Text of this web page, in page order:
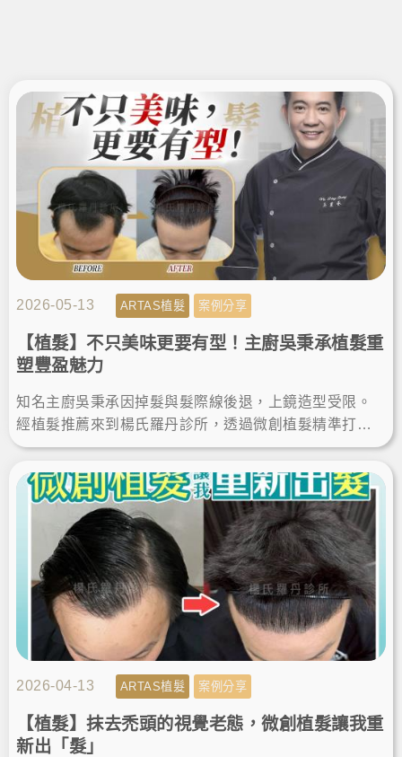
2026-05-13 ARTAS植髮 案例分享
【植髮】不只美味更要有型！主廚吳秉承植髮重
塑豐盈魅力
知名主廚吳秉承因掉髮與髮際線後退，上鏡造型受限。
經植髮推薦來到楊氏羅丹診所，透過微創植髮精準打造
客製化髮際線。這次的植髮經歷讓他重拾豐盈，自信展
現無死角帥氣。
2026-04-13 ARTAS植髮 案例分享
【植髮】抹去禿頭的視覺老態，微創植髮讓我重
新出「髮」